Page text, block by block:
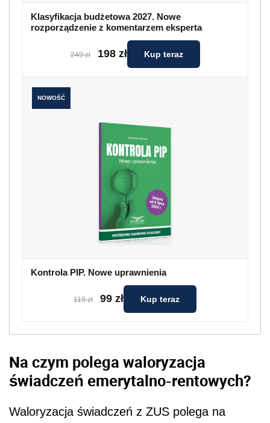
Klasyfikacja budżetowa 2027. Nowe
rozporządzenie z komentarzem eksperta
249 zł 198 zł Kup teraz
NOWOŚĆ
Kontrola PIP. Nowe uprawnienia
119 zł 99 zł Kup teraz
Na czym polega waloryzacja
świadczeń emerytalno-rentowych?
Waloryzacja świadczeń z ZUS polega na